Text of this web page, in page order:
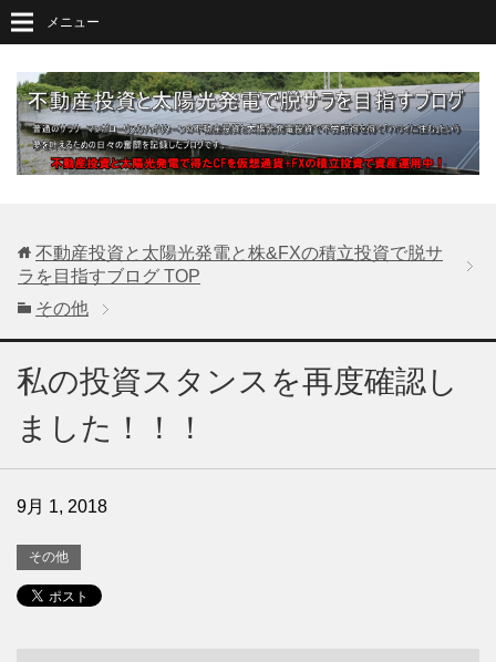
メニュー
不動産投資と太陽光発電と株&FXの積立投資で脱サ
ラを目指すブログ TOP
その他
私の投資スタンスを再度確認し
ました！！！
9月 1, 2018
その他